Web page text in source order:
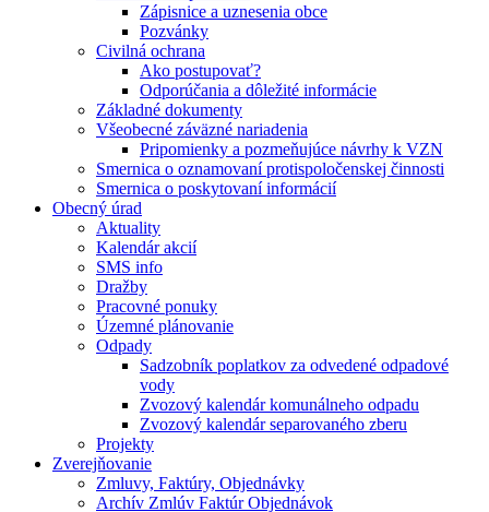
Zápisnice a uznesenia obce
Pozvánky
Civilná ochrana
Ako postupovať?
Odporúčania a dôležité informácie
Základné dokumenty
Všeobecné záväzné nariadenia
Pripomienky a pozmeňujúce návrhy k VZN
Smernica o oznamovaní protispoločenskej činnosti
Smernica o poskytovaní informácií
Obecný úrad
Aktuality
Kalendár akcií
SMS info
Dražby
Pracovné ponuky
Územné plánovanie
Odpady
Sadzobník poplatkov za odvedené odpadové
vody
Zvozový kalendár komunálneho odpadu
Zvozový kalendár separovaného zberu
Projekty
Zverejňovanie
Zmluvy, Faktúry, Objednávky
Archív Zmlúv Faktúr Objednávok